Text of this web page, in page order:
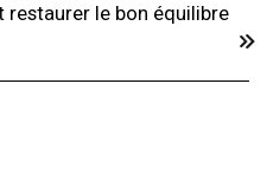
le bon équilibre